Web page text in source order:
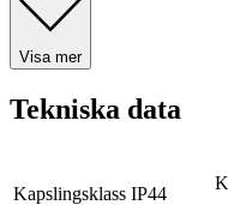
Visa mer
Tekniska data
Kapslingsklass IP44